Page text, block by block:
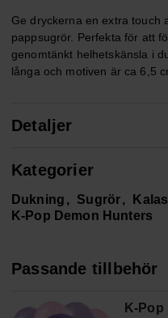
Ge dryckerna en extra touch
pappsugrör. Perfekta för att
genomtänkt helhetskänsla i
långa och motiven är ca 6,5
Detaljer
Kategorier
Dukning Sugrör
K-Pop Demon Hunters
Passande tillbehör
K-